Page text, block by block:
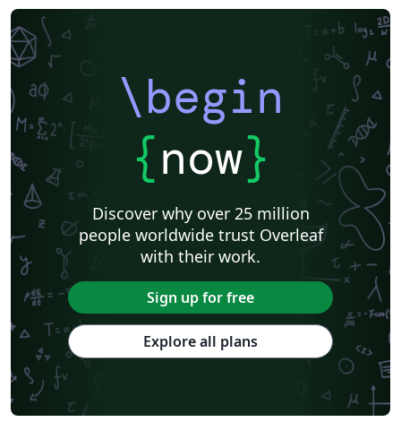
\begin
{now}
Discover why over 25 million
people worldwide trust Overleaf
with their work.
Sign up for free
Explore all plans